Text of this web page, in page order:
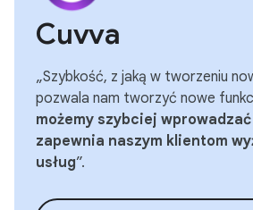
Cuvva
„Szybkość, z jaką w tworzeniu
pozwala nam tworzyć nowe
możemy szybciej
zapewnia naszym klientom
usług”.